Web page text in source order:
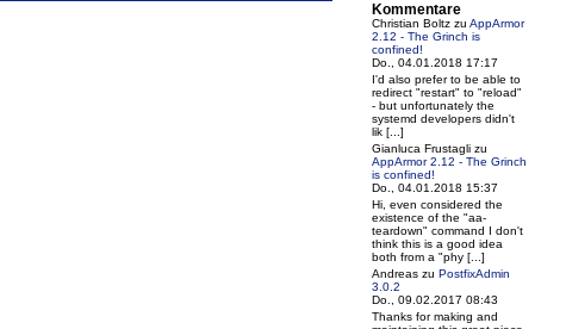
Kommentare
Christian Boltz zu AppArmor
2.12 - The Grinch is
confined!
Do., 04.01.2018 17:17
I'd also prefer to be able to
redirect "restart" to "reload"
- but unfortunately the
systemd developers didn't
lik [...]
Gianluca Frustagli zu
AppArmor 2.12 - The Grinch
is confined!
Do., 04.01.2018 15:37
Hi, even considered the
existence of the "aa-
teardown" command I don't
think this is a good idea
both from a "phy [...]
Andreas zu PostfixAdmin
3.0.2
Do., 09.02.2017 08:43
Thanks for making and